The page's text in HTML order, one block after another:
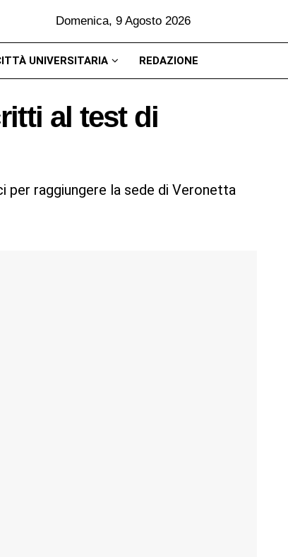
Domenica, 9 Agosto 2026
UNIVERSITARIA REDAZIONE
al test di
per raggiungere la sede di Veronetta